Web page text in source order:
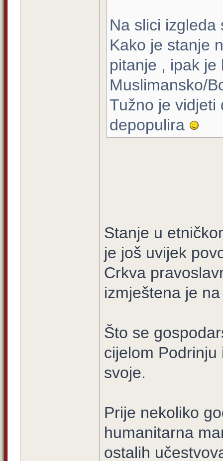
Na slici izgleda
Kako je stanje
pitanje , ipak je
Muslimansko/
Tužno je vidjeti
depopulira
Stanje u
je još uvijek
Crkva
izmještena je
Što se
cijelom
svoje.
Prije nekoliko
humanitarna
ostalih